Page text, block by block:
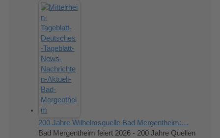
200 Jahre Wilhelmsquelle Bad Mergentheim:…
Bad Mergentheim feiert 2026 - 200 Jahre Quellen